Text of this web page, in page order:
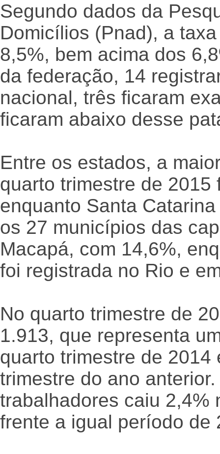
Segundo dados da
Domicílios (Pnad), a
8,5%, bem acima dos
da federação, 14
nacional, três ficaram
ficaram abaixo desse
Entre os estados, a
quarto trimestre de 2015
enquanto Santa
os 27 municípios das
Macapá, com 14,6%,
foi registrada no Rio e
No quarto trimestre de
1.913, que representa
quarto trimestre de
trimestre do ano
trabalhadores caiu 2,4%
frente a igual período de